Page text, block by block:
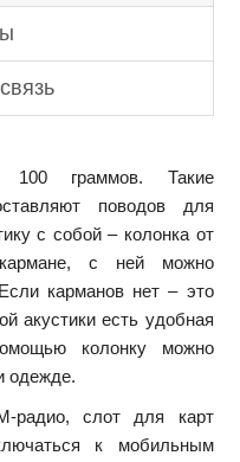
100 граммов. Такие
поводов для
с собой – колонка от
с ней можно
карманов нет – это
акустики есть удобная
колонку можно
одежде.
радио, слот для карт
к мобильным